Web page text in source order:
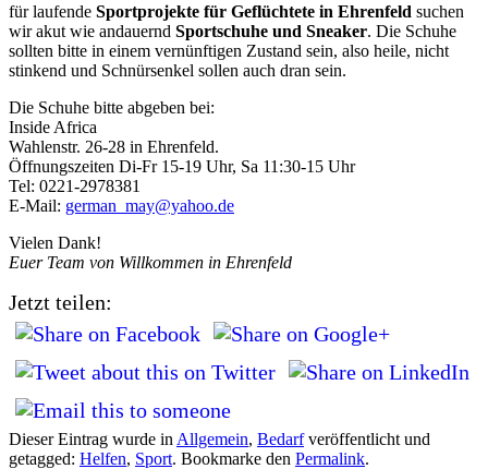
für laufende Sportprojekte für Geflüchtete in Ehrenfeld suchen
wir akut wie andauernd Sportschuhe und Sneaker. Die Schuhe
sollten bitte in einem vernünftigen Zustand sein, also heile, nicht
stinkend und Schnürsenkel sollen auch dran sein.
Die Schuhe bitte abgeben bei:
Inside Africa
Wahlenstr. 26-28 in Ehrenfeld.
Öffnungszeiten Di-Fr 15-19 Uhr, Sa 11:30-15 Uhr
Tel: 0221-2978381
E-Mail: german_may@yahoo.de
Vielen Dank!
Euer Team von Willkommen in Ehrenfeld
Jetzt teilen:
Dieser Eintrag wurde in Allgemein, Bedarfveröffentlicht und
getagged: Helfen, Sport. Bookmarke den Permalink.